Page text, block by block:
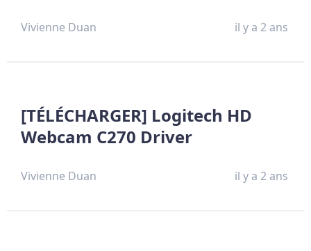
Vivienne Duan il y a 2 ans
[TÉLÉCHARGER] Logitech HD
Webcam C270 Driver
Vivienne Duan il y a 2 ans